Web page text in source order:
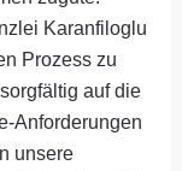
Karanfiloglu
Prozess zu
auf die
Anforderungen
unsere